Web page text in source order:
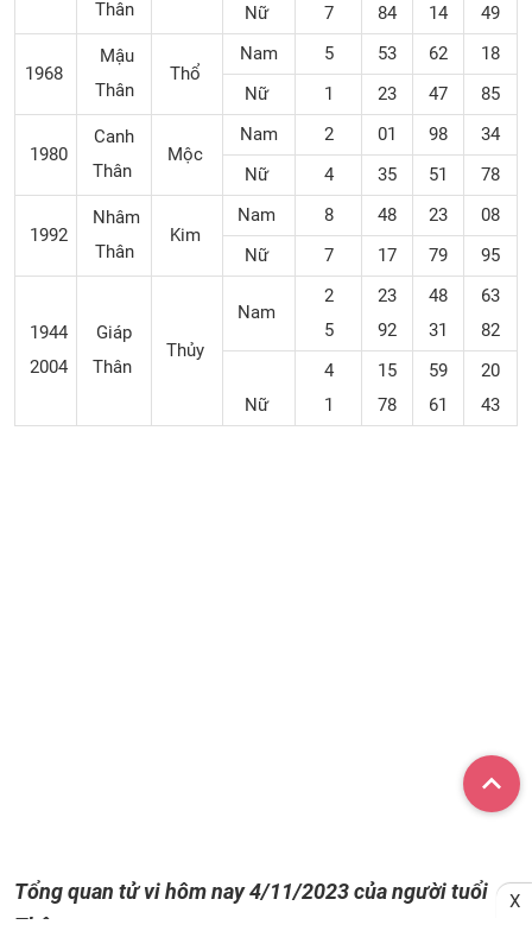
Thân
Nữ
7 84 14 49
1968
Mậu
Thân
Thổ
Nam 5 53 62
18
Nữ
1 23 47 85
1980
Canh
Thân
Mộc
Nam 2 01 98
34
Nữ
4 35 51 78
1992
Nhâm
Thân
Kim
Nam 8 48 23
08
Nữ
7 17 79 95
1944
2004
Giáp
Thân
Thủy
Nam
2
5
23
92
48
31
63
82
Nữ
4
1
15
78
59
61
20
43
Tổng quan tử vi hôm nay4/11/2023của người tuổi
Thân:
X